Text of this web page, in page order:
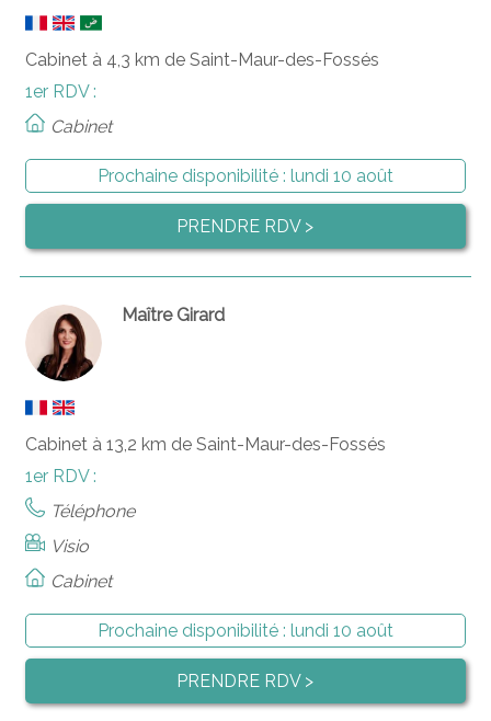
Cabinet à 4,3 km de Saint-Maur-des-Fossés
1er RDV :
Cabinet
Prochaine disponibilité : lundi 10 août
PRENDRE RDV >
Maître Girard
Cabinet à 13,2 km de Saint-Maur-des-Fossés
1er RDV :
Téléphone
Visio
Cabinet
Prochaine disponibilité : lundi 10 août
PRENDRE RDV >